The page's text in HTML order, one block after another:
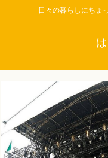
日々の暮らしにちょ